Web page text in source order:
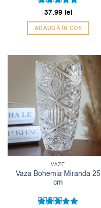
Evaluat la
5din 5
37.99 lei
ADAUGĂ ÎN COȘ
VAZE
Vaza Bohemia Miranda 25
cm